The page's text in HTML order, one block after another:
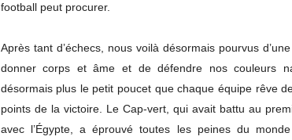
football peut procurer.
Après tant d’échecs, nous voilà désormais pourvus
donner corps et âme et de défendre nos couleurs
désormais plus le petit poucet que chaque équipe rêve
points de la victoire. Le Cap-vert, qui avait battu au
avec l’Égypte, a éprouvé toutes les peines du